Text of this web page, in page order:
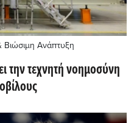
Βιώσιμη Ανάπτυξη
την τεχνητή νοημοσύνη